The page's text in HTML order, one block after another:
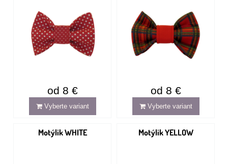
od 8 €
Vyberte variant
od 8 €
Vyberte variant
Motýlik WHITE Motýlik YELLOW